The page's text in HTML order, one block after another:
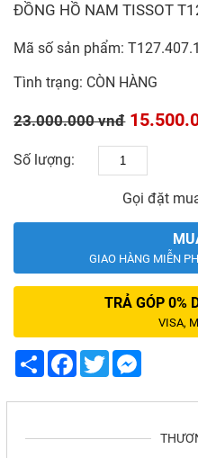
ĐỒNG HỒ NAM TISSOT
Mã số sản phẩm:
Tình trạng: CÒN HÀNG
23.000.000 vnđ
Số lượng:
Gọi đặt
GIAO HÀNG MIỄN
TRẢ GÓP 0%
VISA,
ShareFacebook
Twitter